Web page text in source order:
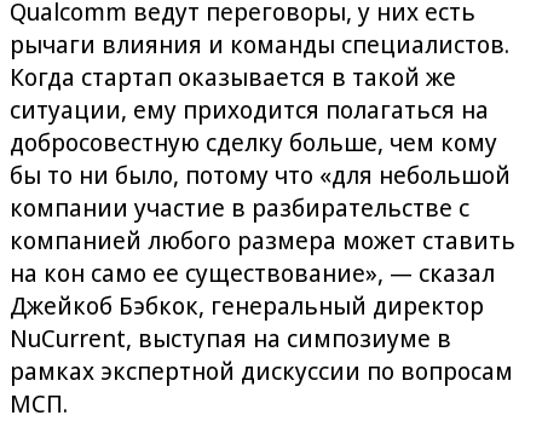
Qualcomm ведут переговоры, у них есть
рычаги влияния и команды специалистов.
Когда стартап оказывается в такой же
ситуации, ему приходится полагаться на
добросовестную сделку больше, чем кому
бы то ни было, потому что «для небольшой
компании участие в разбирательстве с
компанией любого размера может ставить
на кон само ее существование», — сказал
Джейкоб Бэбкок, генеральный директор
NuCurrent, выступая на симпозиуме в
рамках экспертной дискуссии по вопросам
МСП.